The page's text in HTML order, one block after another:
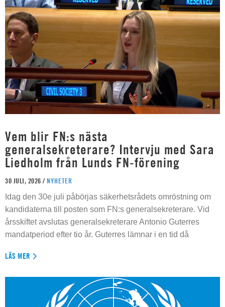
Vem blir FN:s nästa
generalsekreterare? Intervju med Sara
Liedholm från Lunds FN-förening
30 JULI, 2026 / NYHETER
Idag den 30e juli påbörjas säkerhetsrådets omröstning om
kandidaterna till posten som FN:s generalsekreterare. Vid
årsskiftet avslutas generalsekreterare Antonio Guterres
mandatperiod efter tio år. Guterres lämnar i en tid då
LÄS MER